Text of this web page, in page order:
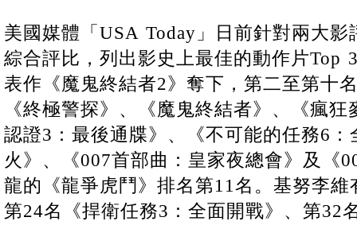
美國媒體「USA Today」日前針對兩大
綜合評比，列出影史上最佳的動作片Top
表作《魔鬼終結者2》奪下，第二至第十
《終極警探》、《魔鬼終結者》、《瘋
認證3：最後通牒》、《不可能的任務6
火》、《007首部曲：皇家夜總會》及《
龍的《龍爭虎鬥》排名第11名。基努李
第24名《捍衛任務3：全面開戰》、第32